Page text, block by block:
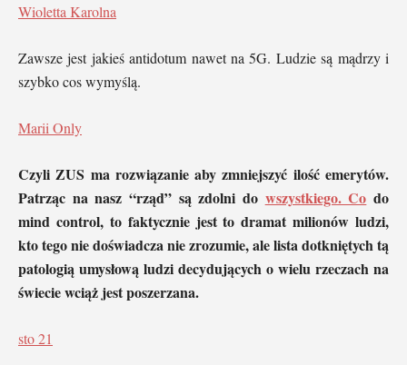
Wioletta Karolna
Zawsze jest jakieś antidotum nawet na 5G. Ludzie są mądrzy i
szybko cos wymyślą.
Marii Only
Czyli ZUS ma rozwiązanie aby zmniejszyć ilość emerytów.
Patrząc na nasz “rząd” są zdolni do wszystkiego. Co do
mind control, to faktycznie jest to dramat milionów ludzi,
kto tego nie doświadcza nie zrozumie, ale lista dotkniętych tą
patologią umysłową ludzi decydujących o wielu rzeczach na
świecie wciąż jest poszerzana.
sto 21